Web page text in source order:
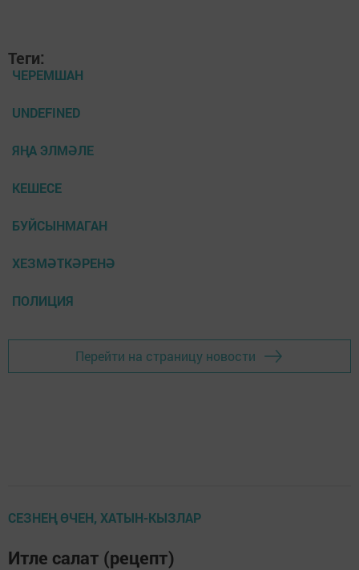
Теги:
ЧЕРЕМШАН
UNDEFINED
ЯҢА ЭЛМӘЛЕ
КЕШЕСЕ
БУЙСЫНМАГАН
ХЕЗМӘТКӘРЕНӘ
ПОЛИЦИЯ
Перейти на страницу новости
СЕЗНЕҢ ӨЧЕН, ХАТЫН-КЫЗЛАР
Итле салат (рецепт)